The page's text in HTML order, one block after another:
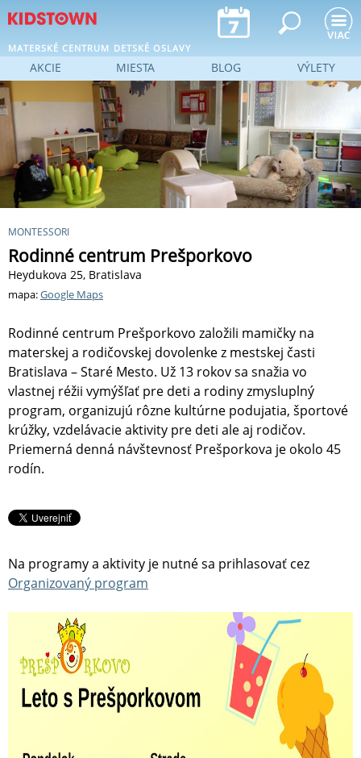
Jump to navigation
MATERSKÉ CENTRUM DETSKÉ OSLAVY
MONTESSORI
Rodinné centrum Prešporkovo
Heydukova 25, Bratislava
mapa:Google Maps
Rodinné centrum Prešporkovo založili mamičky na
materskej a rodičovskej dovolenke z mestskej časti
Bratislava – Staré Mesto. Už 13 rokov sa snažia vo
vlastnej réžii vymýšľať pre deti a rodiny zmysluplný
program, organizujú rôzne kultúrne podujatia, športové
krúžky, vzdelávacie aktivity pre deti ale aj rodičov.
Priemerná denná návštevnosť Prešporkova je okolo 45
rodín.
Na programy a aktivity je nutné sa prihlasovať cez
Organizovaný program
AKCIE MIESTA BLOG VÝLETY